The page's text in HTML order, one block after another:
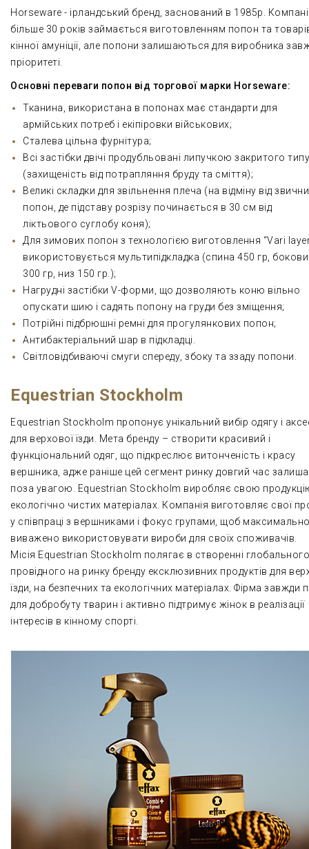
Horseware - ірландський бренд, заснований в 1985р.
більше 30 років займається виготовленням попон та
кінної амуніції, але попони залишаються для виробника
пріоритеті.
Основні переваги попон від торгової марки Horseware:
Тканина, використана в попонах має стандарти для
армійських потреб і екіпіровки військових;
Сталева цільна фурнітура;
Всі застібки двічі продубльовані липучкою закритого типу
(захищеність від потрапляння бруду та сміття);
Великі складки для звільнення плеча (на відміну від
попон, де підставу розрізу починається в 30 см від
ліктьового суглобу коня);
Для зимових попон з технологією виготовлення “Vari
використовується мультипідкладка (спина 450 гр,
300 гр, низ 150 гр.);
Нагрудні застібки V-форми, що дозволяють коню вільно
опускати шию і садять попону на груди без зміщення;
Потрійні підбрюшні ремні для прогулянкових попон;
Антибактеріальний шар в підкладці.
Світловідбиваючі смуги спереду, збоку та ззаду попони.
Equestrian Stockholm
Equestrian Stockholm пропонує унікальний вибір одягу і
для верхової їзди. Мета бренду – створити красивий і
функціональний одяг, що підкреслює витонченість і красу
вершника, адже раніше цей сегмент ринку довгий час
поза увагою. Equestrian Stockholm виробляє свою
екологічно чистих матеріалах. Компанія виготовляє свої
у співпраці з вершниками і фокус групами, щоб
виважено використовувати вироби для своїх споживачів.
Місія Equestrian Stockholm полягає в створенні
провідного на ринку бренду ексклюзивних продуктів для
їзди, на безпечних та екологічних матеріалах. Фірма завжди
для добробуту тварин і активно підтримує жінок в реалізації
інтересів в кінному спорті.